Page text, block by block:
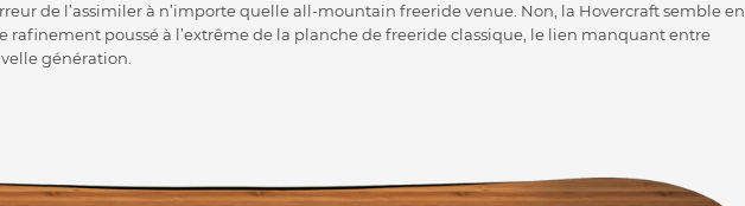
de l’assimiler à n’importe quelle all-mountain freeride venue. Non, la Hovercraft semble en
rafinement poussé à l’extrême de la planche de freeride classique, le lien manquant entre
génération.